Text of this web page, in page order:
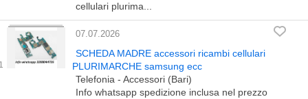
cellulari plurima...
07.07.2026
SCHEDA MADRE accessori ricambi cellulari
PLURIMARCHE samsung ecc
Telefonia - Accessori (Bari)
Info whatsapp spedizione inclusa nel prezzo